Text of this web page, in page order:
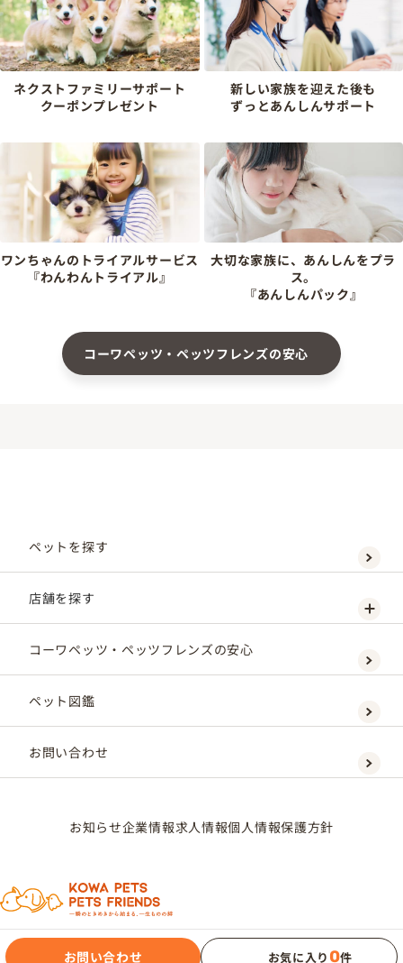
ネクストファミリーサポート
クーポンプレゼント
新しい家族を迎えた後も
ずっとあんしんサポート
ワンちゃんのトライアルサービス
『わんわんトライアル』
大切な家族に、あんしんをプラ
ス。
『あんしんパック』
コーワペッツ・ペッツフレンズの安心
お問い合わせ お気に入り 0件
ペットを探す
店舗を探す
コーワペッツ・ペッツフレンズの安心
ペット図鑑
お問い合わせ
お知らせ企業情報求人情報個人情報保護方針